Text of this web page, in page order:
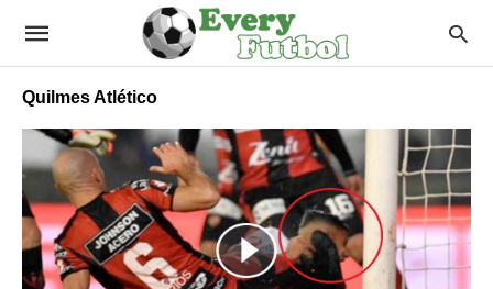
Quilmes Atlético